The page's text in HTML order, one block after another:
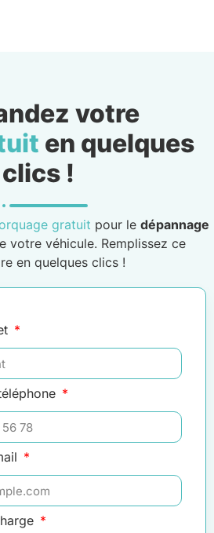
votre
en quelques
clics !
gratuit pour le dépannage
votre véhicule. Remplissez ce
en quelques clics !